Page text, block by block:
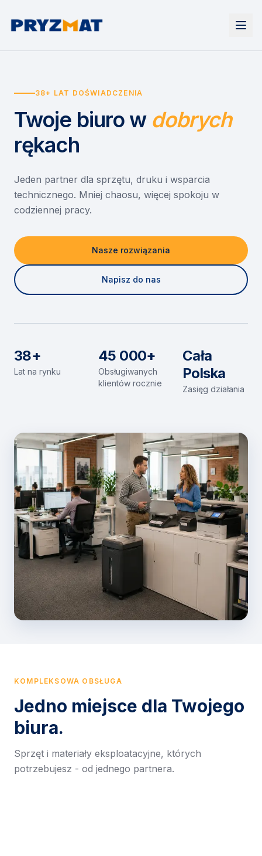
Urządzenia
Drukarki i urządzenia wielofunkcyjne
Etykiety i identyfikacja
Skanery i obieg dokumentów
Monitory interaktywne
Niszczarki dokumentów
Wynajem drukarek
Wynajem urządzeń biurowych
Asystent druku
EZD RP
Misja szkoła
Serwis
O nas
Kontakt
38+ LAT DOŚWIADCZENIA
Twoje biuro w dobrych
rękach
Jeden partner dla sprzętu, druku i wsparcia
technicznego. Mniej chaosu, więcej spokoju w
codziennej pracy.
Nasze rozwiązania
Napisz do nas
38+
Lat na rynku
45 000+
Obsługiwanych
klientów rocznie
Cała
Polska
Zasięg działania
KOMPLEKSOWA OBSŁUGA
Jedno miejsce dla Twojego
biura.
Sprzęt i materiały eksploatacyjne, których
potrzebujesz - od jednego partnera.